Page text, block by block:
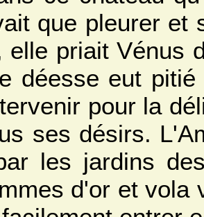
que pleurer et
elle priait Vénus
déesse eut
pour la
ses désirs.
les jardins
d'or et vola